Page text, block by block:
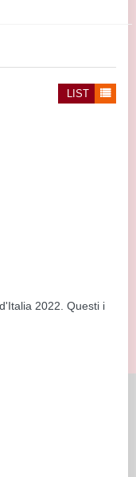
LIST
2022. Questi i